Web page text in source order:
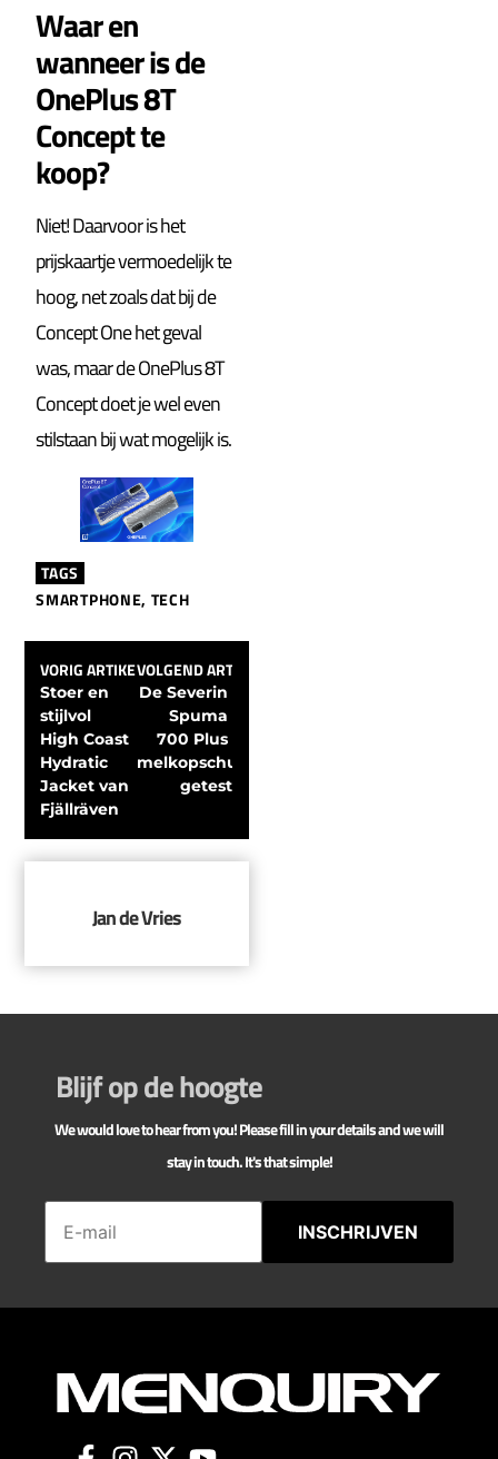
Waar en
wanneer is de
OnePlus 8T
Concept te
koop?
Niet! Daarvoor is het
prijskaartje vermoedelijk te
hoog, net zoals dat bij de
Concept One het geval
was, maar de OnePlus 8T
Concept doet je wel even
stilstaan bij wat mogelijk is.
TAGS
SMARTPHONE, TECH
VORIG ARTIKEL
Stoer en
stijlvol
High Coast
Hydratic
Jacket van
Fjällräven
VOLGEND ARTIKEL
De Severin
Spuma
700 Plus
melkopschuimer
getest
Jan de Vries
Blijf op de hoogte
We would love to hear from you! Please fill in your details and we will
stay in touch. It's that simple!
INSCHRIJVEN